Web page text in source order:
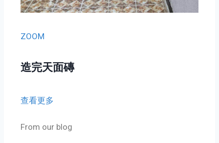
ZOOM
造完天面磚
查看更多
From our blog